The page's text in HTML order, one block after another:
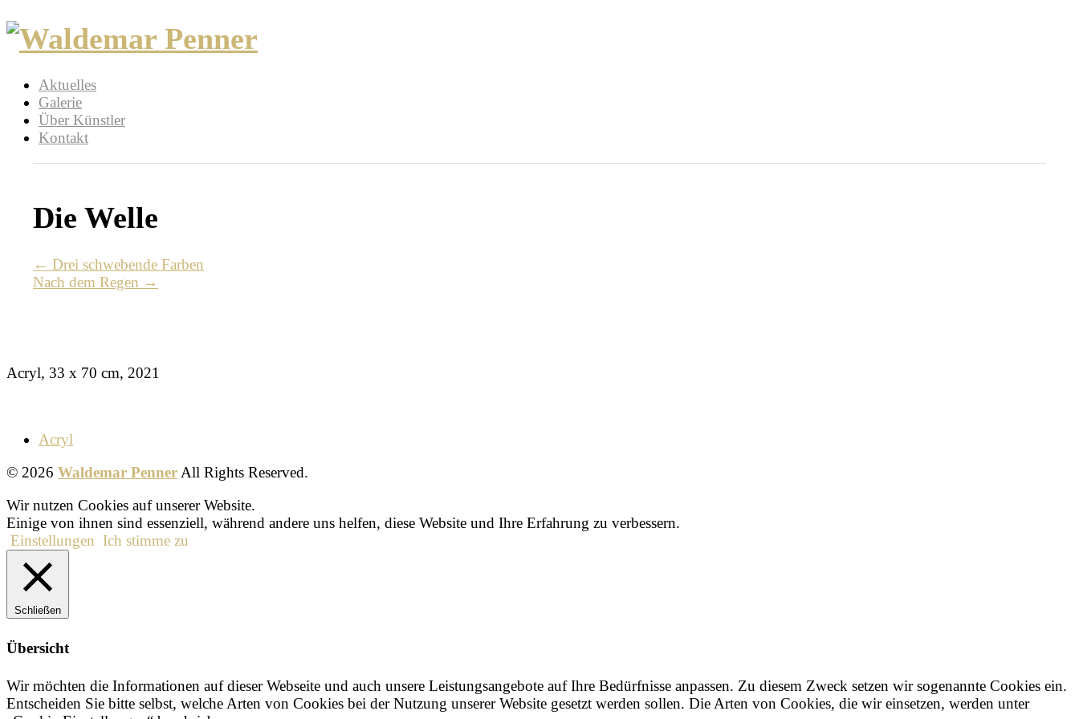
Aktuelles
Galerie
Über Künstler
Kontakt
Die Welle
← Drei schwebende Farben
Nach dem Regen →
Acryl, 33 x 70 cm, 2021
Acryl
© 2026 Waldemar Penner All Rights Reserved.
Wir nutzen Cookies auf unserer Website.
Einige von ihnen sind essenziell, während andere uns helfen, diese Website und Ihre Erfahrung zu verbessern.
Einstellungen
Ich stimme zu
Schließen
Übersicht
Wir möchten die Informationen auf dieser Webseite und auch unsere Leistungsangebote auf Ihre Bedürfnisse anpassen. Zu diesem Zweck setzen wir sogenannte Cookies ein.
Entscheiden Sie bitte selbst, welche Arten von Cookies bei der Nutzung unserer Website gesetzt werden sollen. Die Arten von Cookies, die wir einsetzen, werden unter